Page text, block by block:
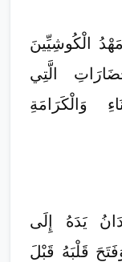
الْكُوشِيِّينَ
الَّتِي
وَالْكَرَامَةِ
يَدَهُ إِلَى
قَلْبَهُ قَبْلَ